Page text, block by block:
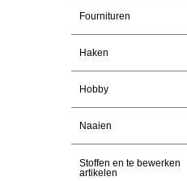
Fournituren
Haken
Hobby
Naaien
Stoffen en te bewerken
artikelen